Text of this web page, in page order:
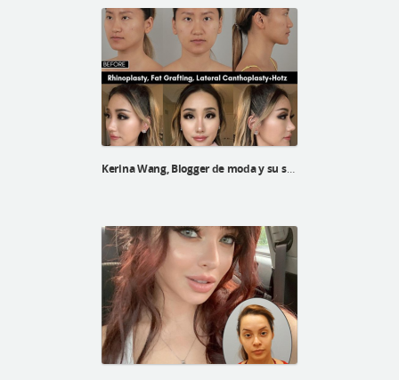
Kerina Wang, Blogger de moda y su selfie real después de una cirugía plástica en ID Hospital